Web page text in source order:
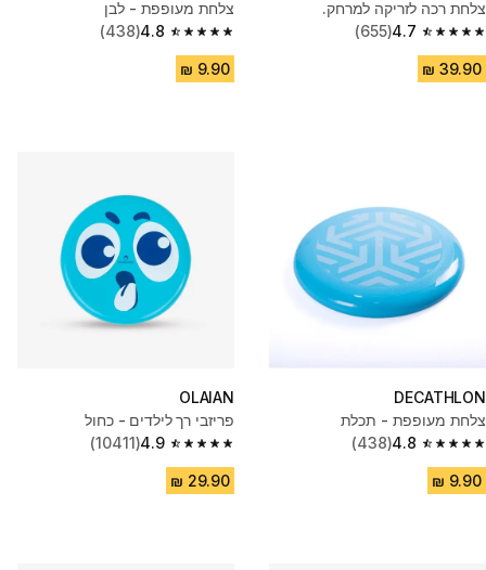
צלחת רכה לזריקה למרחק.
4.7
4.7 out of 5 stars from 655 reviews
(655)
צלחת מעופפת - לבן
4.8
4.8 out of 5 stars from 438 reviews
(438)
DECATHLON
צלחת מעופפת - תכלת
4.8
4.8 out of 5 stars from 438 reviews
(438)
OLAIAN
פריזבי רך לילדים - כחול
4.9
4.9 out of 5 stars from 10411 reviews
(10411)